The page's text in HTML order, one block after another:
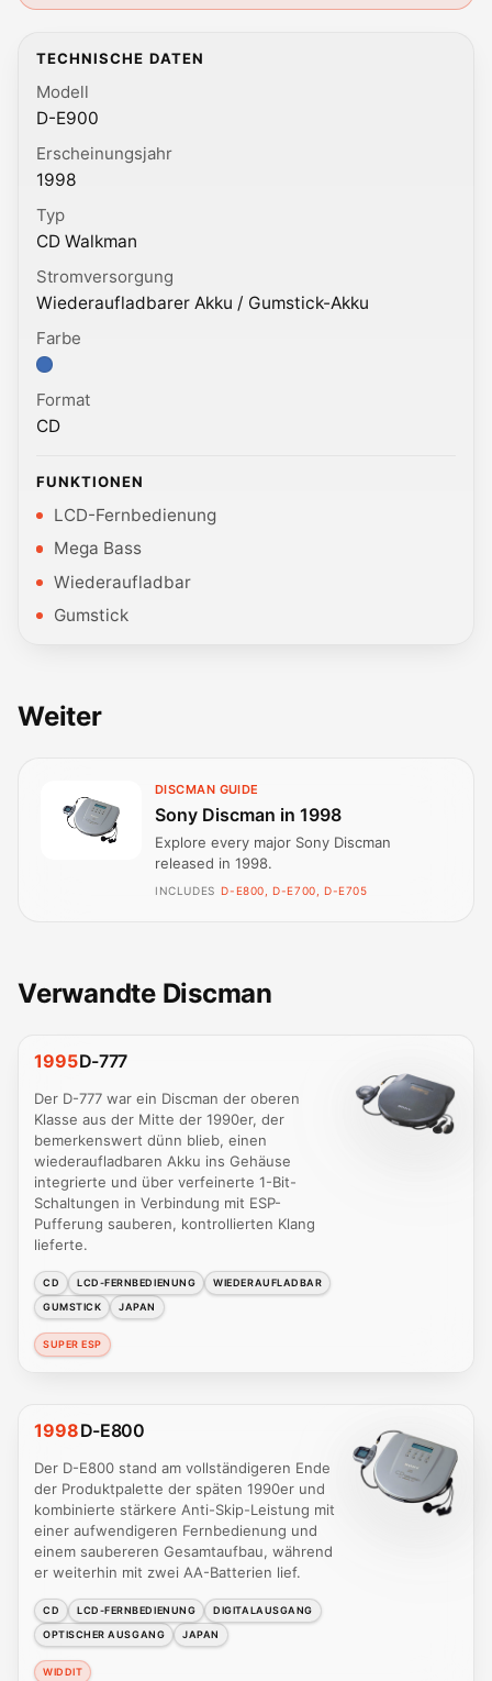
TECHNISCHE DATEN
Modell
D-E900
Erscheinungsjahr
1998
Typ
CD Walkman
Stromversorgung
Wiederaufladbarer Akku / Gumstick-Akku
Farbe
Farbe: Farbvariante.
Format
CD
FUNKTIONEN
LCD-Fernbedienung
Mega Bass
Wiederaufladbar
Gumstick
Weiter
DISCMAN GUIDE
Sony Discman in 1998
Explore every major Sony Discman
released in 1998.
INCLUDES D-E800, D-E700, D-E705
Verwandte Discman
1995D-777
Der D-777 war ein Discman der oberen
Klasse aus der Mitte der 1990er, der
bemerkenswert dünn blieb, einen
wiederaufladbaren Akku ins Gehäuse
integrierte und über verfeinerte 1-Bit-
Schaltungen in Verbindung mit ESP-
Pufferung sauberen, kontrollierten Klang
lieferte.
CD LCD-FERNBEDIENUNG
WIEDERAUFLADBAR
GUMSTICK
JAPAN
SUPER ESP
1998D-E800
Der D-E800 stand am vollständigeren Ende
der Produktpalette der späten 1990er und
kombinierte stärkere Anti-Skip-Leistung mit
einer aufwendigeren Fernbedienung und
einem saubereren Gesamtaufbau, während
er weiterhin mit zwei AA-Batterien lief.
CD LCD-FERNBEDIENUNG
DIGITALAUSGANG
OPTISCHER AUSGANG
JAPAN
WIDDIT